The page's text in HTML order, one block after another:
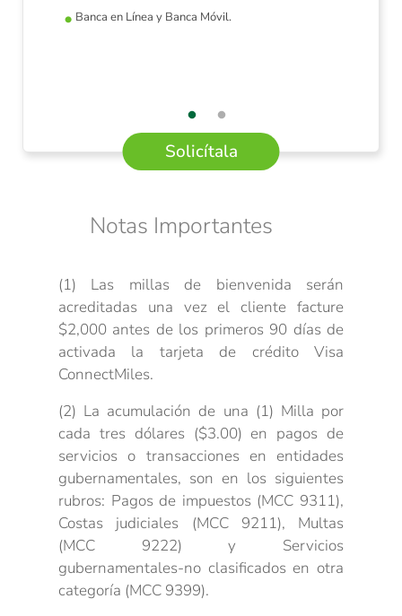
Banca en Línea y Banca Móvil.
Solicítala
Notas Importantes
(1) Las millas de bienvenida serán
acreditadas una vez el cliente facture
$2,000 antes de los primeros 90 días de
activada la tarjeta de crédito Visa
ConnectMiles.
(2) La acumulación de una (1) Milla por
cada tres dólares ($3.00) en pagos de
servicios o transacciones en entidades
gubernamentales, son en los siguientes
rubros: Pagos de impuestos (MCC 9311),
Costas judiciales (MCC 9211), Multas
(MCC 9222) y Servicios
gubernamentales-no clasificados en otra
categoría (MCC 9399).